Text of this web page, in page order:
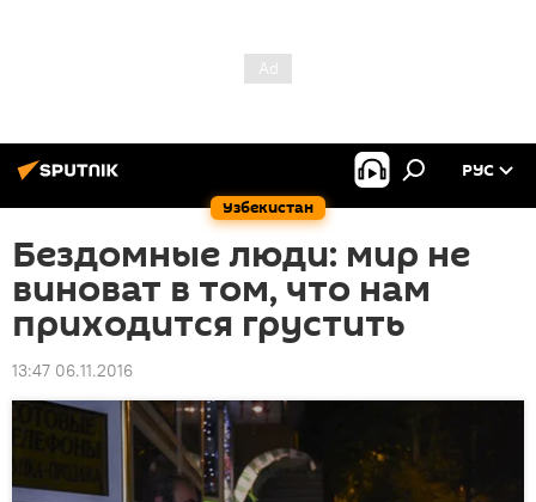
Узбекистан
РУС
Бездомные люди: мир не
виноват в том, что нам
приходится грустить
13:47 06.11.2016